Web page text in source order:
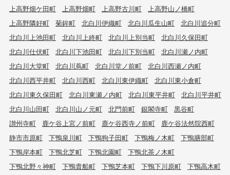
上高野畑ケ田町
上高野畑町 上高野古川町
上高野山ノ橋町
上高野隣好町
菊鉾町 北白川伊織町 北白川瓜生山町
北白川追分町
北白川上池田町
北白川上終町 北白川上別当町
北白川久保田町
北白川仕伏町
北白川下池田町 北白川下別当町
北白川瀬ノ内町
北白川大堂町
北白川蔦町 北白川堂ノ前町
北白川西瀬ノ内町
北白川西平井町
北白川西町 北白川東伊織町
北白川東小倉町
北白川東久保田町
北白川東瀬ノ内町 北白川東平井町
北白川平井町
北白川山田町
北白川山ノ元町 北門前町 銀閣寺町
黒谷町
讃州寺町
鹿ケ谷上宮ノ前町 鹿ケ谷西寺ノ前町
鹿ケ谷法然院西町
静市市原町
下鴨泉川町 下鴨狗子田町 下鴨梅ノ木町
下鴨膳部町
下鴨岸本町
下鴨北芝町 下鴨北園町
下鴨北茶ノ木町
下鴨北野々神町
下鴨貴船町 下鴨芝本町 下鴨下川原町
下鴨高木町